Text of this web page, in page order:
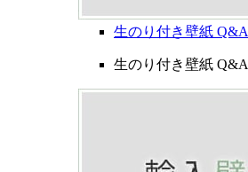
生のり付き壁紙 Q&A
生のり付き壁紙 Q&A